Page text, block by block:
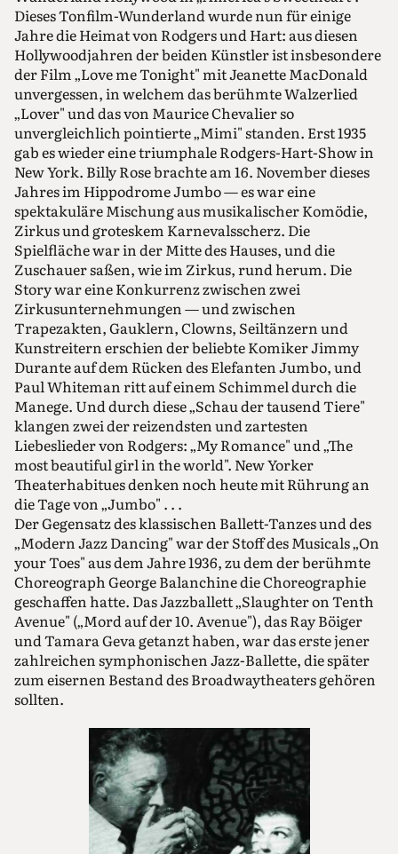
Dieses Tonfilm-Wunderland wurde nun für einige
Jahre die Heimat von Rodgers und Hart: aus diesen
Hollywoodjahren der beiden Künstler ist insbesondere
der Film „Love me Tonight" mit Jeanette MacDonald
unvergessen, in welchem das berühmte Walzerlied
„Lover" und das von Maurice Chevalier so
unvergleichlich pointierte „Mimi" standen. Erst 1935
gab es wieder eine triumphale Rodgers-Hart-Show in
New York. Billy Rose brachte am 16. November dieses
Jahres im Hippodrome Jumbo — es war eine
spektakuläre Mischung aus musikalischer Komödie,
Zirkus und groteskem Karnevalsscherz. Die
Spielfläche war in der Mitte des Hauses, und die
Zuschauer saßen, wie im Zirkus, rund herum. Die
Story war eine Konkurrenz zwischen zwei
Zirkusunternehmungen — und zwischen
Trapezakten, Gauklern, Clowns, Seiltänzern und
Kunstreitern erschien der beliebte Komiker Jimmy
Durante auf dem Rücken des Elefanten Jumbo, und
Paul Whiteman ritt auf einem Schimmel durch die
Manege. Und durch diese „Schau der tausend Tiere"
klangen zwei der reizendsten und zartesten
Liebeslieder von Rodgers: „My Romance" und „The
most beautiful girl in the world". New Yorker
Theaterhabitues denken noch heute mit Rührung an
die Tage von „Jumbo" . . .
Der Gegensatz des klassischen Ballett-Tanzes und des
„Modern Jazz Dancing" war der Stoff des Musicals „On
your Toes" aus dem Jahre 1936, zu dem der berühmte
Choreograph George Balanchine die Choreographie
geschaffen hatte. Das Jazzballett „Slaughter on Tenth
Avenue" („Mord auf der 10. Avenue"), das Ray Böiger
und Tamara Geva getanzt haben, war das erste jener
zahlreichen symphonischen Jazz-Ballette, die später
zum eisernen Bestand des Broadwaytheaters gehören
sollten.